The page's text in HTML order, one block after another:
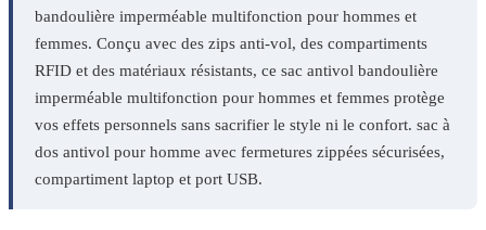
bandoulière imperméable multifonction pour hommes et
femmes. Conçu avec des zips anti-vol, des compartiments
RFID et des matériaux résistants, ce sac antivol bandoulière
imperméable multifonction pour hommes et femmes protège
vos effets personnels sans sacrifier le style ni le confort. sac à
dos antivol pour homme avec fermetures zippées sécurisées,
compartiment laptop et port USB.